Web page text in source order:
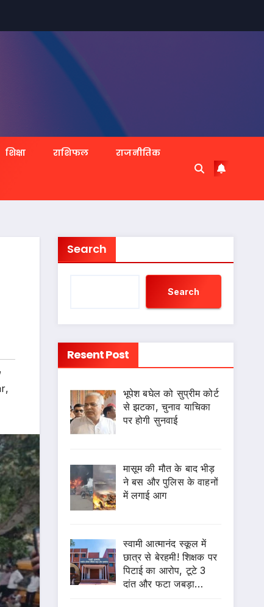
शिक्षा राशिफल राजनीतिक
,
,
Search
Search
Resent Post
भूपेश बघेल को सुप्रीम कोर्ट
से झटका, चुनाव याचिका
पर होगी सुनवाई
मासूम की मौत के बाद भीड़
ने बस और पुलिस के वाहनों
में लगाई आग
स्वामी आत्मानंद स्कूल में
छात्र से बेरहमी! शिक्षक पर
पिटाई का आरोप, टूटे 3
दांत और फटा जबड़ा…